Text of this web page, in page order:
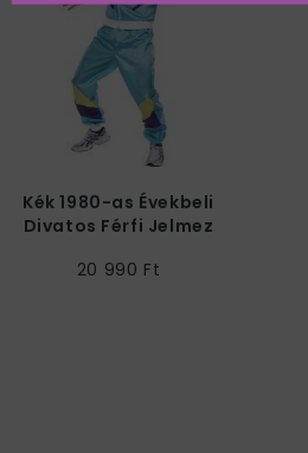
Kék 1980-as Évekbeli
Divatos Férfi Jelmez
20 990 Ft